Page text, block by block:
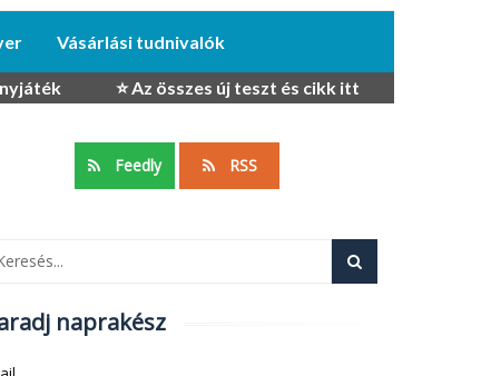
Vásárlási tudnivalók
⭐ Az összes új teszt és cikk itt
Feedly RSS
naprakész